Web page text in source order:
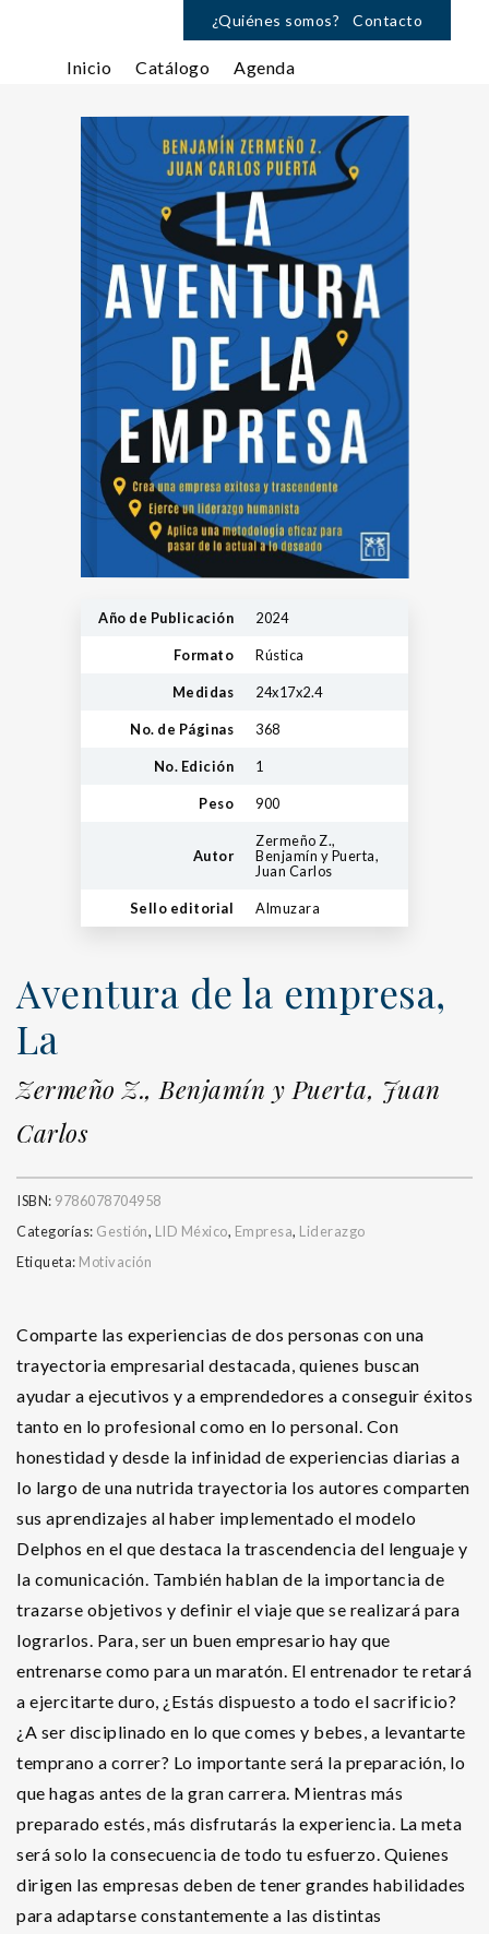
¿Quiénes somos? Contacto
Inicio Catálogo Agenda
Año de Publicación 2024
Formato Rústica
Medidas 24x17x2.4
No. de Páginas 368
No. Edición 1
Peso 900
Autor
Zermeño Z.,
Benjamín y Puerta,
Juan Carlos
Sello editorial Almuzara
Aventura de la empresa,
La
Zermeño Z., Benjamín y Puerta, Juan
Carlos
ISBN: 9786078704958
Categorías: Gestión, LID México, Empresa, Liderazgo
Etiqueta: Motivación
Comparte las experiencias de dos personas con una
trayectoria empresarial destacada, quienes buscan
ayudar a ejecutivos y a emprendedores a conseguir éxitos
tanto en lo profesional como en lo personal. Con
honestidad y desde la infinidad de experiencias diarias a
lo largo de una nutrida trayectoria los autores comparten
sus aprendizajes al haber implementado el modelo
Delphos en el que destaca la trascendencia del lenguaje y
la comunicación. También hablan de la importancia de
trazarse objetivos y definir el viaje que se realizará para
lograrlos. Para, ser un buen empresario hay que
entrenarse como para un maratón. El entrenador te retará
a ejercitarte duro, ¿Estás dispuesto a todo el sacrificio?
¿A ser disciplinado en lo que comes y bebes, a levantarte
temprano a correr? Lo importante será la preparación, lo
que hagas antes de la gran carrera. Mientras más
preparado estés, más disfrutarás la experiencia. La meta
será solo la consecuencia de todo tu esfuerzo. Quienes
dirigen las empresas deben de tener grandes habilidades
para adaptarse constantemente a las distintas